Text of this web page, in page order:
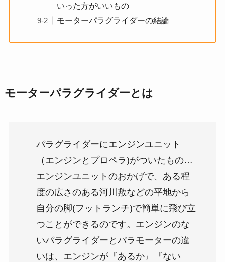
いった方がいいもの
モーターパラグライダーの結論
モーターパラグライダーとは
パラグライダーにエンジンユニット
（エンジンとプロペラ)がついたもの…
エンジンユニットのおかげで、ある程
度の広さのある河川敷などの平地から
自分の脚(フットランチ)で簡単に飛び立
つことができるのです。エンジンのな
いパラグライダーとパラモーターの違
いは、エンジンが『あるか』『ない